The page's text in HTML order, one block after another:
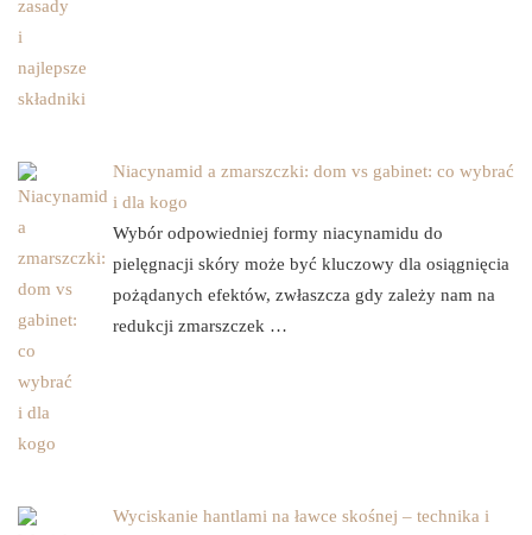
Niacynamid a zmarszczki: dom vs gabinet: co wybrać
i dla kogo
Wybór odpowiedniej formy niacynamidu do
pielęgnacji skóry może być kluczowy dla osiągnięcia
pożądanych efektów, zwłaszcza gdy zależy nam na
redukcji zmarszczek …
Wyciskanie hantlami na ławce skośnej – technika i